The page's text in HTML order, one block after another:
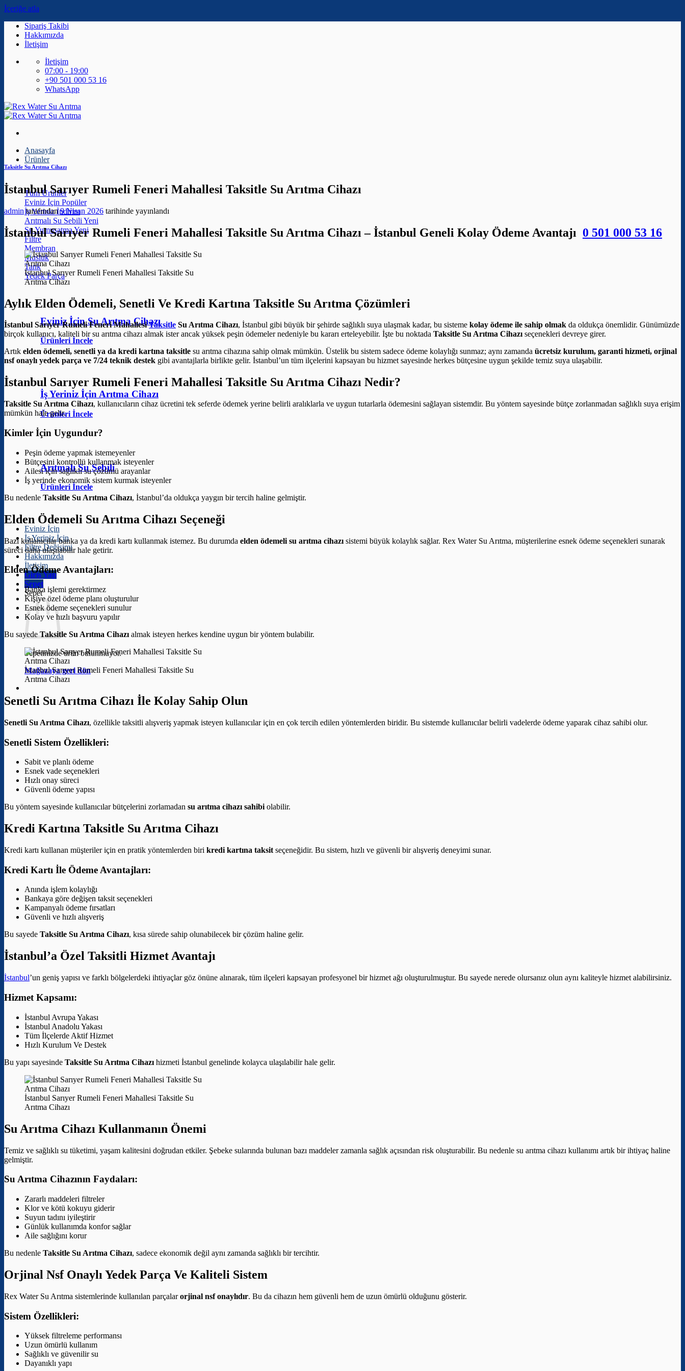
İçeriğe atla
Sipariş Takibi
Hakkımızda
İletişim
İletişim
07:00 - 19:00
+90 501 000 53 16
WhatsApp
Anasayfa
Ürünler
Tüm Ürünler
Eviniz İçin
İş Yeriniz
Arıtmalı Su Sebili
Su Yumuşatma
Filtre
Membran
Musluk
Tank
Yedek Parça
Eviniz İçin Su Arıtma Cihazı
Ürünleri İncele
İş Yeriniz İçin Arıtma Cihazı
Ürünleri İncele
Arıtmalı Su Sebili
Ürünleri İncele
Eviniz İçin
İş Yeriniz İçin
Filtre Değişimi
Hakkımızda
İletişim
Giriş Yap
Sepet
Sepet
Sepetinizde ürün bulunmuyor.
Mağazaya geri dön
Taksitle Su Arıtma Cihazı
İstanbul Sarıyer Rumeli Feneri Mahallesi Taksitle Su Arıtma Cihazı
admintarafından 9 Nisan 2026 tarihinde yayınlandı
İstanbul Sarıyer Rumeli Feneri Mahallesi Taksitle Su Arıtma Cihazı – İstanbul Geneli Kolay Ödeme Avantajı 0 501 000 53 16
İstanbul Sarıyer Rumeli Feneri Mahallesi Taksitle Su
Arıtma Cihazı
Aylık Elden Ödemeli, Senetli Ve Kredi Kartına Taksitle Su Arıtma Çözümleri
İstanbul Sarıyer Rumeli Feneri MahallesiTaksitle Su Arıtma Cihazı, İstanbul gibi büyük bir şehirde sağlıklı suya ulaşmak kadar, bu sisteme kolay ödeme ile sahip olmak da oldukça önemlidir. Günümüzde
birçok kullanıcı, kaliteli bir su arıtma cihazı almak ister ancak yüksek peşin ödemeler nedeniyle bu kararı erteleyebilir. İşte bu noktada Taksitle Su Arıtma Cihazıseçenekleri devreye girer.
Artık elden ödemeli, senetli ya da kredi kartına taksitle su arıtma cihazına sahip olmak mümkün. Üstelik bu sistem sadece ödeme kolaylığı sunmaz; aynı zamanda ücretsiz kurulum, garanti hizmeti, orjinal
nsf onaylı yedek parça ve 7/24 teknik destek gibi avantajlarla birlikte gelir. İstanbul’un tüm ilçelerini kapsayan bu hizmet sayesinde herkes bütçesine uygun şekilde temiz suya ulaşabilir.
İstanbul Sarıyer Rumeli Feneri Mahallesi Taksitle Su Arıtma Cihazı Nedir?
Taksitle Su Arıtma Cihazı, kullanıcıların cihaz ücretini tek seferde ödemek yerine belirli aralıklarla ve uygun tutarlarla ödemesini sağlayan sistemdir. Bu yöntem sayesinde bütçe zorlanmadan sağlıklı suya erişim
mümkün hale gelir.
Kimler İçin Uygundur?
Peşin ödeme yapmak istemeyenler
Bütçesini kontrollü kullanmak isteyenler
Ailesi için sağlıklı su çözümü arayanlar
İş yerinde ekonomik sistem kurmak isteyenler
Bu nedenle Taksitle Su Arıtma Cihazı, İstanbul’da oldukça yaygın bir tercih haline gelmiştir.
Elden Ödemeli Su Arıtma Cihazı Seçeneği
Bazı kullanıcılar banka ya da kredi kartı kullanmak istemez. Bu durumda elden ödemeli su arıtma cihazı sistemi büyük kolaylık sağlar. Rex Water Su Arıtma, müşterilerine esnek ödeme seçenekleri sunarak
süreci daha ulaşılabilir hale getirir.
Elden Ödeme Avantajları:
Banka işlemi gerektirmez
Kişiye özel ödeme planı oluşturulur
Esnek ödeme seçenekleri sunulur
Kolay ve hızlı başvuru yapılır
Bu sayedeTaksitle Su Arıtma Cihazı almak isteyen herkes kendine uygun bir yöntem bulabilir.
İstanbul Sarıyer Rumeli Feneri Mahallesi Taksitle Su
Arıtma Cihazı
Senetli Su Arıtma Cihazı İle Kolay Sahip Olun
Senetli Su Arıtma Cihazı, özellikle taksitli alışveriş yapmak isteyen kullanıcılar için en çok tercih edilen yöntemlerden biridir. Bu sistemde kullanıcılar belirli vadelerde ödeme yaparak cihaz sahibi olur.
Senetli Sistem Özellikleri:
Sabit ve planlı ödeme
Esnek vade seçenekleri
Hızlı onay süreci
Güvenli ödeme yapısı
Bu yöntem sayesinde kullanıcılar bütçelerini zorlamadan su arıtma cihazı sahibi olabilir.
Kredi Kartına Taksitle Su Arıtma Cihazı
Kredi kartı kullanan müşteriler için en pratik yöntemlerden biri kredi kartına taksit seçeneğidir. Bu sistem, hızlı ve güvenli bir alışveriş deneyimi sunar.
Kredi Kartı İle Ödeme Avantajları:
Anında işlem kolaylığı
Bankaya göre değişen taksit seçenekleri
Kampanyalı ödeme fırsatları
Güvenli ve hızlı alışveriş
Bu sayede Taksitle Su Arıtma Cihazı, kısa sürede sahip olunabilecek bir çözüm haline gelir.
İstanbul’a Özel Taksitli Hizmet Avantajı
İstanbul’un geniş yapısı ve farklı bölgelerdeki ihtiyaçlar göz önüne alınarak, tüm ilçeleri kapsayan profesyonel bir hizmet ağı oluşturulmuştur. Bu sayede nerede olursanız olun aynı kaliteyle hizmet alabilirsiniz.
Hizmet Kapsamı:
İstanbul Avrupa Yakası
İstanbul Anadolu Yakası
Tüm İlçelerde Aktif Hizmet
Hızlı Kurulum Ve Destek
Bu yapı sayesinde Taksitle Su Arıtma Cihazı hizmeti İstanbul genelinde kolayca ulaşılabilir hale gelir.
İstanbul Sarıyer Rumeli Feneri Mahallesi Taksitle Su
Arıtma Cihazı
Su Arıtma Cihazı Kullanmanın Önemi
Temiz ve sağlıklı su tüketimi, yaşam kalitesini doğrudan etkiler. Şebeke sularında bulunan bazı maddeler zamanla sağlık açısından risk oluşturabilir. Bu nedenle su arıtma cihazı kullanımı artık bir ihtiyaç haline
gelmiştir.
Su Arıtma Cihazının Faydaları:
Zararlı maddeleri filtreler
Klor ve kötü kokuyu giderir
Suyun tadını iyileştirir
Günlük kullanımda konfor sağlar
Aile sağlığını korur
Bu nedenle Taksitle Su Arıtma Cihazı, sadece ekonomik değil aynı zamanda sağlıklı bir tercihtir.
Orjinal Nsf Onaylı Yedek Parça Ve Kaliteli Sistem
Rex Water Su Arıtma sistemlerinde kullanılan parçalarorjinal nsf onaylıdır. Bu da cihazın hem güvenli hem de uzun ömürlü olduğunu gösterir.
Sistem Özellikleri:
Yüksek filtreleme performansı
Uzun ömürlü kullanım
Sağlıklı ve güvenilir su
Dayanıklı yapı